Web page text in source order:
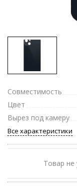
Совместимость
Цвет
Вырез под камеру
Все характеристики
Товар не